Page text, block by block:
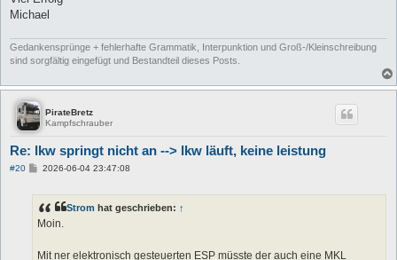
Michael
Gedankensprünge + fehlerhafte Grammatik, Interpunktion und Groß-/Kleinschreibung
sind sorgfältig eingefügt und Bestandteil dieses Posts.
PirateBretz
Kampfschrauber
Re: lkw springt nicht an --> lkw läuft, keine leistung
#20
B
r
a
2026-06-04 23:47:08
Strom hat geschrieben: ↑
Moin.
Mit ner elektronisch gesteuerten ESP müsste der auch eine MKL